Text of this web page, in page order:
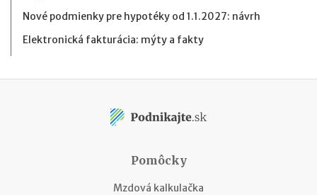
Nové podmienky pre hypotéky od 1.1.2027: návrh
Elektronická fakturácia: mýty a fakty
Pomôcky
Mzdová kalkulačka